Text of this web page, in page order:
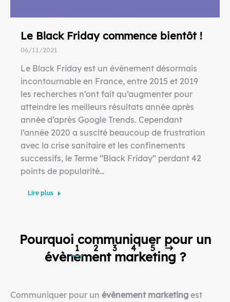
Le Black Friday commence bientôt !
06/11/2021
Le Black Friday est un évènement désormais
incontournable en France, entre 2015 et 2019
les recherches n’ont fait qu’augmenter pour
atteindre les meilleurs résultats année après
année d’après Google Trends. Cependant
l’année 2020 a suscité beaucoup de frustration
avec la crise sanitaire et les confinements
successifs, le Terme “Black Friday” perdant 42
points de popularité…
Lire plus
1 2 3 4 5
Pourquoi communiquer pour un
évènement marketing ?
Communiquer pour un évènement marketing est